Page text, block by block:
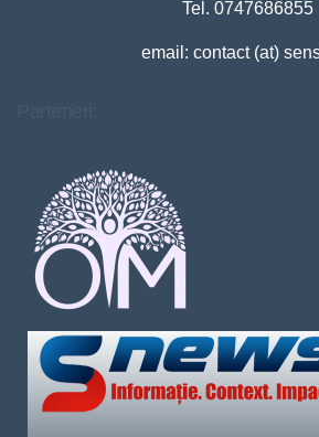
Tel. 0747686855
email: contact (at)